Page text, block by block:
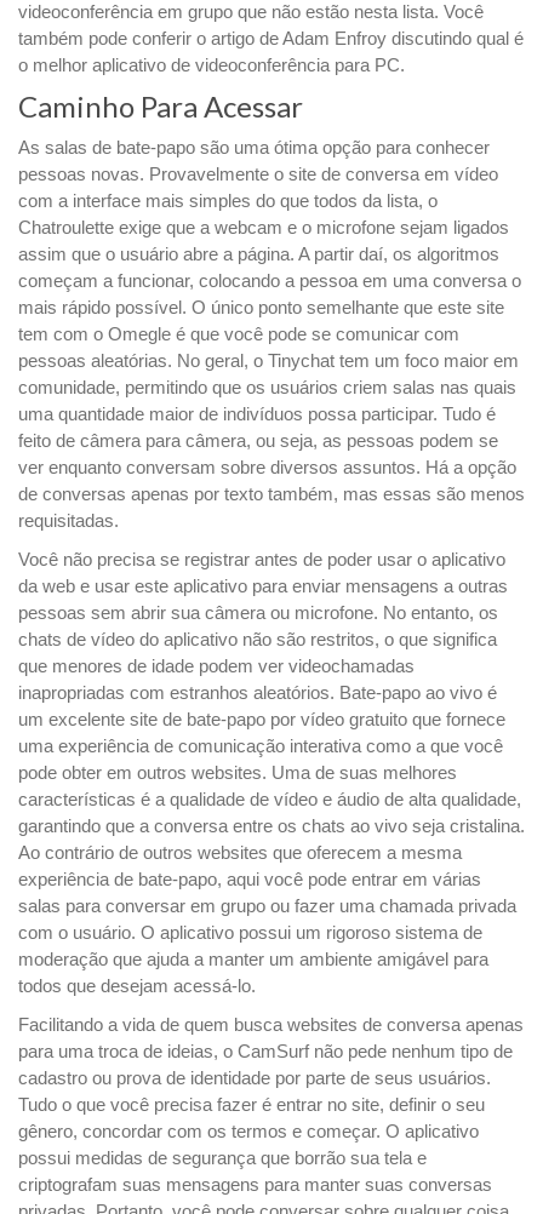
videoconferência em grupo que não estão nesta lista. Você
também pode conferir o artigo de Adam Enfroy discutindo qual é
o melhor aplicativo de videoconferência para PC.
Caminho Para Acessar
As salas de bate-papo são uma ótima opção para conhecer
pessoas novas. Provavelmente o site de conversa em vídeo
com a interface mais simples do que todos da lista, o
Chatroulette exige que a webcam e o microfone sejam ligados
assim que o usuário abre a página. A partir daí, os algoritmos
começam a funcionar, colocando a pessoa em uma conversa o
mais rápido possível. O único ponto semelhante que este site
tem com o Omegle é que você pode se comunicar com
pessoas aleatórias. No geral, o Tinychat tem um foco maior em
comunidade, permitindo que os usuários criem salas nas quais
uma quantidade maior de indivíduos possa participar. Tudo é
feito de câmera para câmera, ou seja, as pessoas podem se
ver enquanto conversam sobre diversos assuntos. Há a opção
de conversas apenas por texto também, mas essas são menos
requisitadas.
Você não precisa se registrar antes de poder usar o aplicativo
da web e usar este aplicativo para enviar mensagens a outras
pessoas sem abrir sua câmera ou microfone. No entanto, os
chats de vídeo do aplicativo não são restritos, o que significa
que menores de idade podem ver videochamadas
inapropriadas com estranhos aleatórios. Bate-papo ao vivo é
um excelente site de bate-papo por vídeo gratuito que fornece
uma experiência de comunicação interativa como a que você
pode obter em outros websites. Uma de suas melhores
características é a qualidade de vídeo e áudio de alta qualidade,
garantindo que a conversa entre os chats ao vivo seja cristalina.
Ao contrário de outros websites que oferecem a mesma
experiência de bate-papo, aqui você pode entrar em várias
salas para conversar em grupo ou fazer uma chamada privada
com o usuário. O aplicativo possui um rigoroso sistema de
moderação que ajuda a manter um ambiente amigável para
todos que desejam acessá-lo.
Facilitando a vida de quem busca websites de conversa apenas
para uma troca de ideias, o CamSurf não pede nenhum tipo de
cadastro ou prova de identidade por parte de seus usuários.
Tudo o que você precisa fazer é entrar no site, definir o seu
gênero, concordar com os termos e começar. O aplicativo
possui medidas de segurança que borrão sua tela e
criptografam suas mensagens para manter suas conversas